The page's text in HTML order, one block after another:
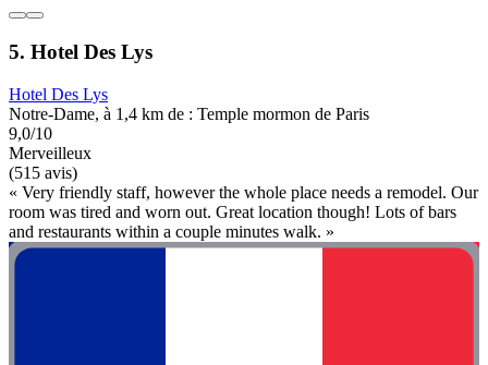
5. Hotel Des Lys
Hotel Des Lys
Notre-Dame, à 1,4 km de : Temple mormon de Paris
9,0/10
Merveilleux
(515 avis)
« Very friendly staff, however the whole place needs a remodel. Our
room was tired and worn out. Great location though! Lots of bars
and restaurants within a couple minutes walk. »